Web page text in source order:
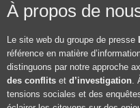
À propos de
Le site web du groupe de presse
référence en matière
distinguons par notre approche
des conflits et d’investigation.
tensions sociales et des